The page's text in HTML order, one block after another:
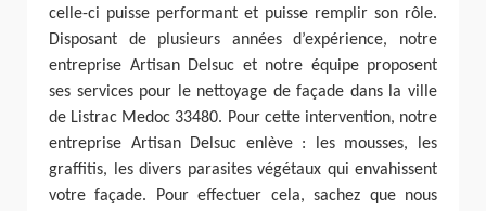
celle-ci puisse performant et puisse remplir son rôle.
Disposant de plusieurs années d’expérience, notre
entreprise Artisan Delsuc et notre équipe proposent
ses services pour le nettoyage de façade dans la ville
de Listrac Medoc 33480. Pour cette intervention, notre
entreprise Artisan Delsuc enlève : les mousses, les
graffitis, les divers parasites végétaux qui envahissent
votre façade. Pour effectuer cela, sachez que nous